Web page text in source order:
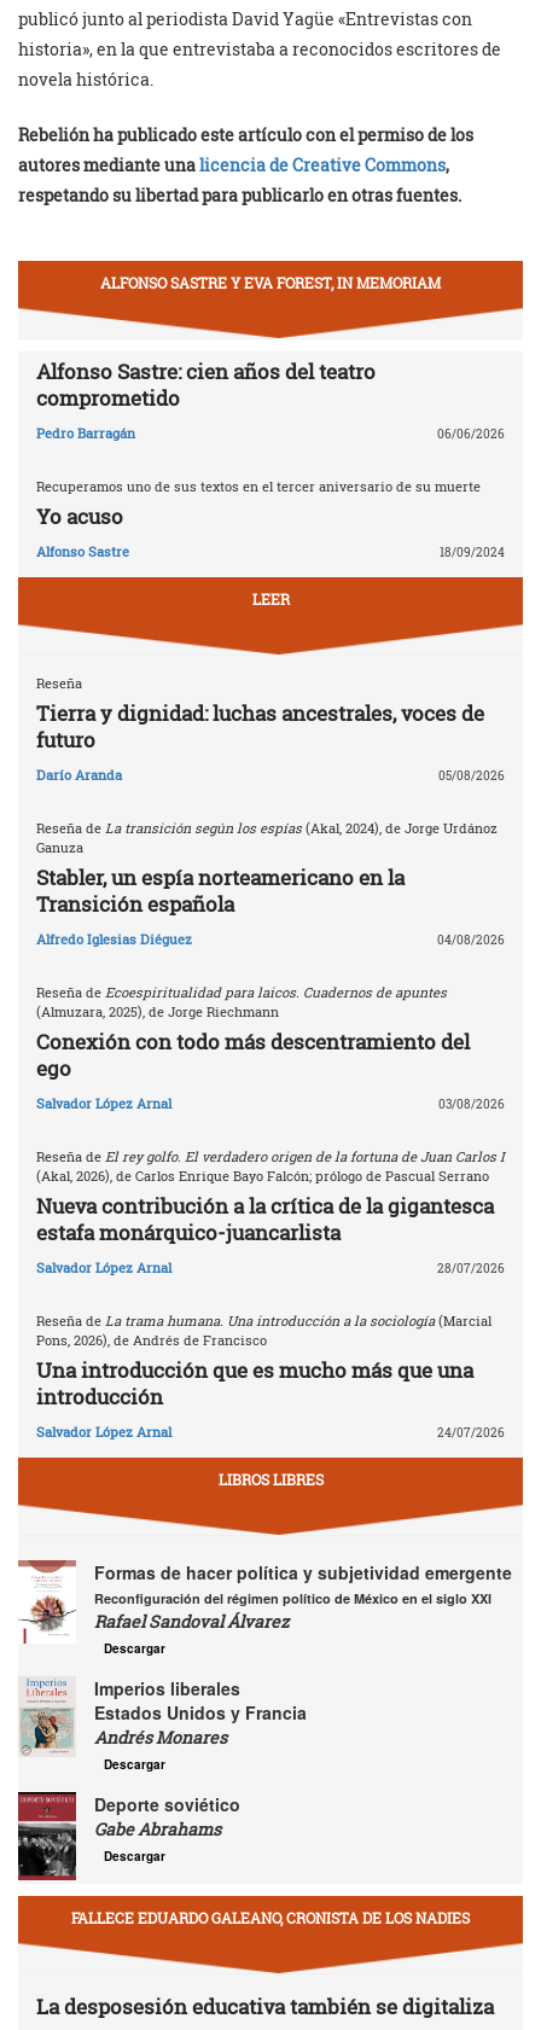
publicó junto al periodista David Yagüe «Entrevistas con
historia», en la que entrevistaba a reconocidos escritores de
novela histórica.
Rebelión ha publicado este artículo con el permiso de los
autores mediante unalicencia de Creative Commons,
respetando su libertad para publicarlo en otras fuentes.
ALFONSO SASTRE Y EVA FOREST, IN MEMORIAM
Alfonso Sastre: cien años del teatro
comprometido
Pedro Barragán 06/06/2026
Recuperamos uno de sus textos en el tercer aniversario de su muerte
Yo acuso
Alfonso Sastre 18/09/2024
LEER
Reseña
Tierra y dignidad: luchas ancestrales, voces de
futuro
Darío Aranda 05/08/2026
Reseña de La transición según los espías (Akal, 2024), de Jorge Urdánoz
Ganuza
Stabler, un espía norteamericano en la
Transición española
Alfredo Iglesias Diéguez 04/08/2026
Reseña de Ecoespiritualidad para laicos. Cuadernos de apuntes
(Almuzara, 2025), de Jorge Riechmann
Conexión con todo más descentramiento del
ego
Salvador López Arnal 03/08/2026
Reseña de El rey golfo. El verdadero origen de la fortuna de Juan Carlos I
(Akal, 2026), de Carlos Enrique Bayo Falcón; prólogo de Pascual Serrano
Nueva contribución a la crítica de la gigantesca
estafa monárquico-juancarlista
Salvador López Arnal 28/07/2026
Reseña de La trama humana. Una introducción a la sociología(Marcial
Pons, 2026), de Andrés de Francisco
Una introducción que es mucho más que una
introducción
Salvador López Arnal 24/07/2026
LIBROS LIBRES
Formas de hacer política y subjetividad emergente
Reconfiguración del régimen político de México en el siglo XXI
Rafael Sandoval Álvarez
Descargar
Imperios liberales
Estados Unidos y Francia
Andrés Monares
Descargar
Deporte soviético
Gabe Abrahams
Descargar
FALLECE EDUARDO GALEANO, CRONISTA DE LOS NADIES
La desposesión educativa también se digitaliza